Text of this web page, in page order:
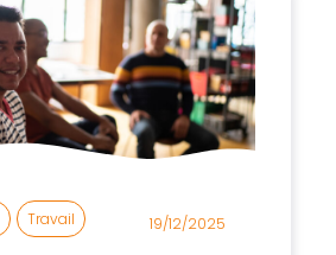
Travail 19/12/2025